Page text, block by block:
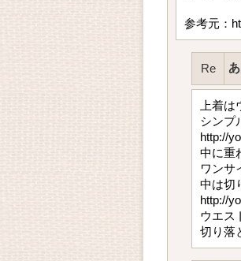
参考元：
Re
上着
シンプ
http://
中に重
ワンサ
中は切
http://
ウエス
切り落